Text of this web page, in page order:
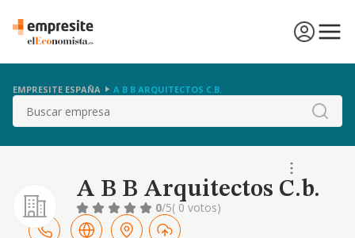
EMPRESITE ESPAÑA A B B ARQUITECTOS C.B.
Buscar
A B B Arquitectos C.b.
0/5( 0 votos)